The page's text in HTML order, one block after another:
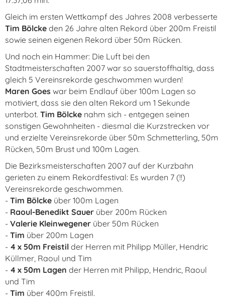
Gleich im ersten Wettkampf des Jahres 2008 verbesserte
Tim Bölcke den 26 Jahre alten Rekord über 200m Freistil
sowie seinen eigenen Rekord über 50m Rücken.
Und noch ein Hammer: Die Luft bei den
Stadtmeisterschaften 2007 war so sauerstoffhaltig, dass
gleich 5 Vereinsrekorde geschwommen wurden!
Maren Goes war beim Endlauf über 100m Lagen so
motiviert, dass sie den alten Rekord um 1 Sekunde
unterbot. Tim Bölcke nahm sich - entgegen seinen
sonstigen Gewohnheiten - diesmal die Kurzstrecken vor
und erzielte Vereinsrekorde über 50m Schmetterling, 50m
Rücken, 50m Brust und 100m Lagen.
Die Bezirksmeisterschaften 2007 auf der Kurzbahn
gerieten zu einem Rekordfestival: Es wurden 7 (!!)
Vereinsrekorde geschwommen.
- Tim Bölcke über 100m Lagen
- Raoul-Benedikt Sauer über 200m Rücken
- Valerie Kleinwegener über 50m Rücken
- Tim über 200m Lagen
- 4 x 50m Freistil der Herren mit Philipp Müller, Hendric
Küllmer, Raoul und Tim
- 4 x 50m Lagen der Herren mit Philipp, Hendric, Raoul
und Tim
- Tim über 400m Freistil.